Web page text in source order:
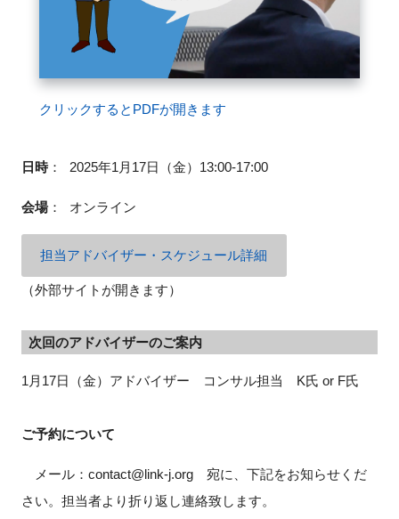
閉じる
クリックするとPDFが開きます
日時： 2025年1月17日（金）13:00-17:00
会場： オンライン
担当アドバイザー・スケジュール詳細
（外部サイトが開きます）
次回のアドバイザーのご案内
1月17日（金）アドバイザー コンサル担当 K氏 or F氏
ご予約について
メール：contact@link-j.org 宛に、下記をお知らせくだ
さい。担当者より折り返し連絡致します。